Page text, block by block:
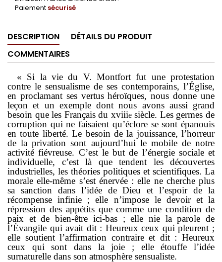
Paiement sécurisé
DESCRIPTION
DÉTAILS DU PRODUIT
COMMENTAIRES
« Si la vie du V. Montfort fut une protestation
contre le sen­sualisme de ses contemporains, l’Église,
en proclamant ses vertus héroïques, nous donne une
leçon et un exemple dont nous avons aussi grand
besoin que les Français du xviiiesiècle. Les germes de
corruption qui ne faisaient qu’éclore se sont épanouis
en toute liberté. Le besoin de la jouissance, l’horreur
de la privation sont aujourd’hui le mobile de notre
activité fiévreuse. C’est le but de l’énergie sociale et
individuelle, c’est là que tendent les décou­vertes
industrielles, les théories politiques et scientifiques. La
morale elle-même s’est énervée : elle ne cherche plus
sa sanction dans l’idée de Dieu et l’espoir de la
récompense infinie ; elle n’impose le devoir et la
répression des appétits que comme une condition de
paix et de bien-être ici-bas ; elle nie la parole de
l’Évangile qui avait dit : Heureux ceux qui pleurent ;
elle soutient l’affirmation contraire et dit : Heureux
ceux qui sont dans la joie ; elle étouffe l’idée
surnaturelle dans son atmosphère sensualiste.